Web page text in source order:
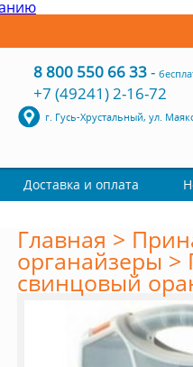
8 800 550 66 33-
+7 (49241) 2-16-72
г. Гусь-Хрустальный, ул.
Доставка и оплата
Главная >
органайзеры >
свинцовый